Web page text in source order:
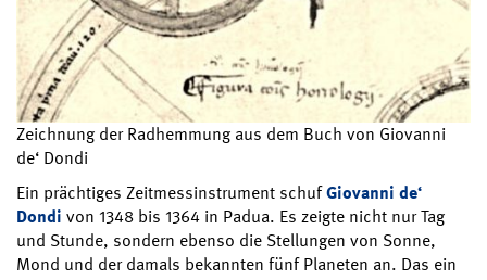
Zeichnung der Radhemmung aus dem Buch von Giovanni
de‘ Dondi
Ein prächtiges Zeitmessinstrument schufGiovanni de‘
Dondi von 1348 bis 1364 in Padua. Es zeigte nicht nur Tag
und Stunde, sondern ebenso die Stellungen von Sonne,
Mond und der damals bekannten fünf Planeten an. Das ein